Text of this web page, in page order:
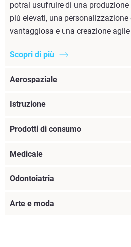
potrai usufruire di una
più elevati, una
vantaggiosa e una creazione
Scopri di più
Aerospaziale
Istruzione
Prodotti di consumo
Medicale
Odontoiatria
Arte e moda